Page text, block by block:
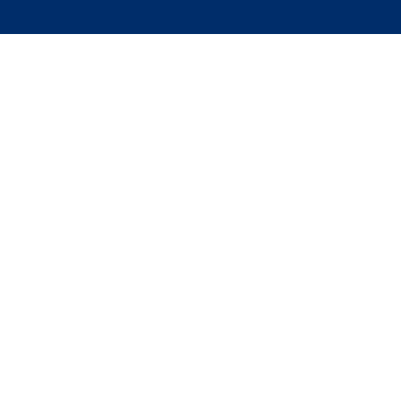
de confidentialité, en garantissant la conformité avec